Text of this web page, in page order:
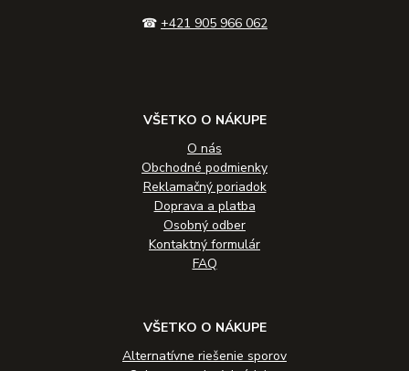
☎ +421 905 966 062
VŠETKO O NÁKUPE
O nás
Obchodné podmienky
Reklamačný poriadok
Doprava a platba
Osobný odber
Kontaktný formulár
FAQ
VŠETKO O NÁKUPE
Alternatívne riešenie sporov